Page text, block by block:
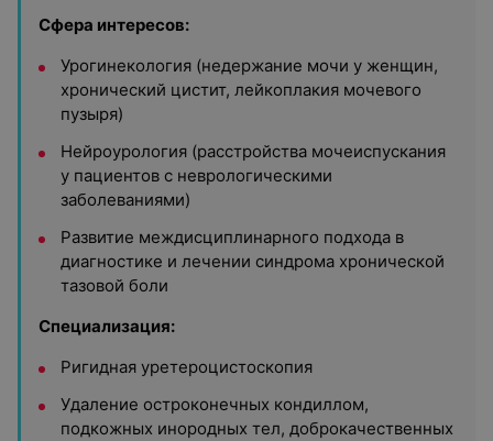
Сфера интересов:
Урогинекология (недержание мочи у женщин,
хронический цистит, лейкоплакия мочевого
пузыря)
Нейроурология (расстройства мочеиспускания
у пациентов с неврологическими
заболеваниями)
Развитие междисциплинарного подхода в
диагностике и лечении синдрома хронической
тазовой боли
Специализация:
Ригидная уретероцистоскопия
Удаление остроконечных кондиллом,
подкожных инородных тел, доброкачественных